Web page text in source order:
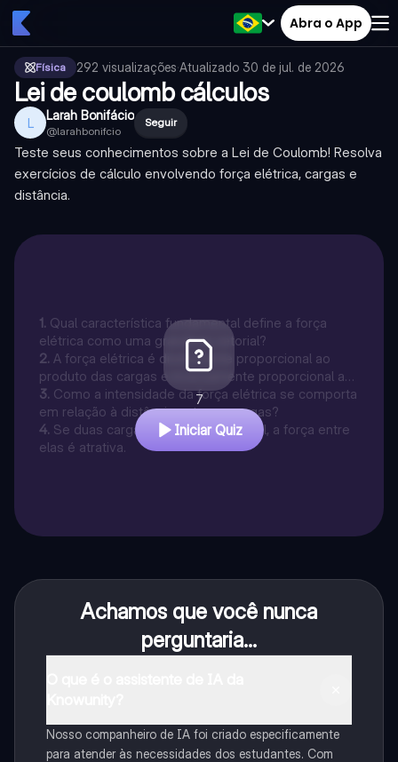
Abra o App
Física 292 visualizações·Atualizado 30 de jul. de 2026
Lei de coulomb cálculos
L Larah Bonifácio
@larahbonifcio
Seguir
Teste seus conhecimentos sobre a Lei de Coulomb! Resolva
exercícios de cálculo envolvendo força elétrica, cargas e
distância.
1. Qual característica fundamental define a força
elétrica como uma grandeza vetorial?
2. A força elétrica é diretamente proporcional ao
produto das cargas e inversamente proporcional ao
quadrado da distância entre elas.
3. Como a intensidade da força elétrica se comporta
em relação à distância entre as cargas?
4. Se duas cargas têm o mesmo sinal, a força entre
elas é atrativa.
7
Iniciar Quiz
Achamos que você nunca
perguntaria...
Nosso companheiro de IA foi criado especificamente
para atender às necessidades dos estudantes. Com